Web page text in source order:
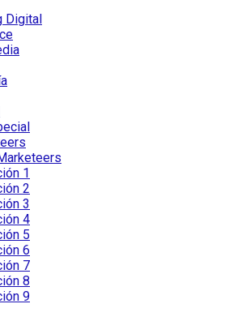
Digital
1
2
3
4
5
6
7
8
9